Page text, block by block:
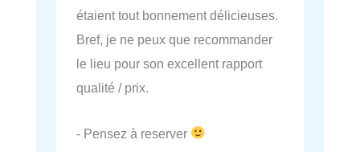
étaient tout bonnement délicieuses.
Bref, je ne peux que recommander
le lieu pour son excellent rapport
qualité / prix.
- Pensez à reserver